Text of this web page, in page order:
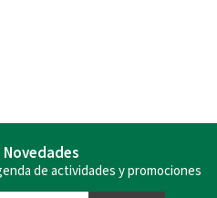
de actividades y promociones